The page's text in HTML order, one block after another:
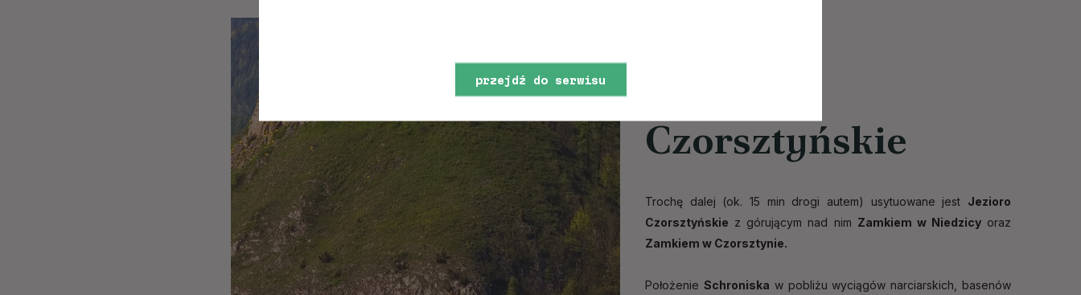
Czorsztyńskie
Trochę dalej (ok. 15 min drogi autem) usytuowane jest Jezioro
Czorsztyńskie z górującym nad nim Zamkiem w Niedzicyoraz
Zamkiem w Czorsztynie.
Położenie Schroniska w pobliżu wyciągów narciarskich, basenów
przejdź do serwisu